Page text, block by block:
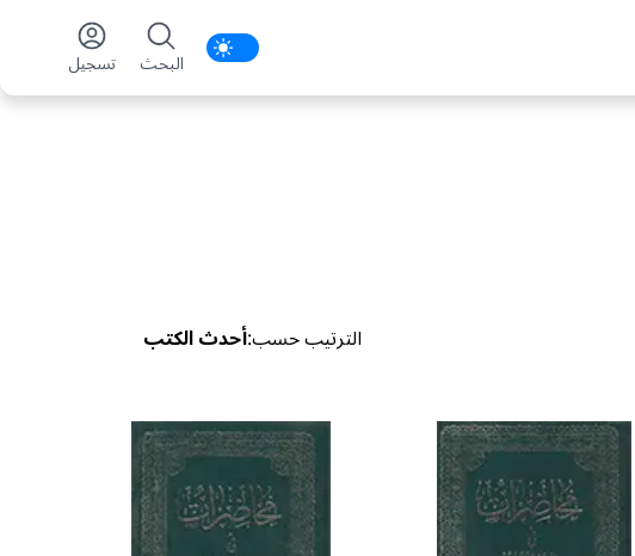
Enable notifications
البحث تسجیل
الترتیب حسب:أحدث الكتب